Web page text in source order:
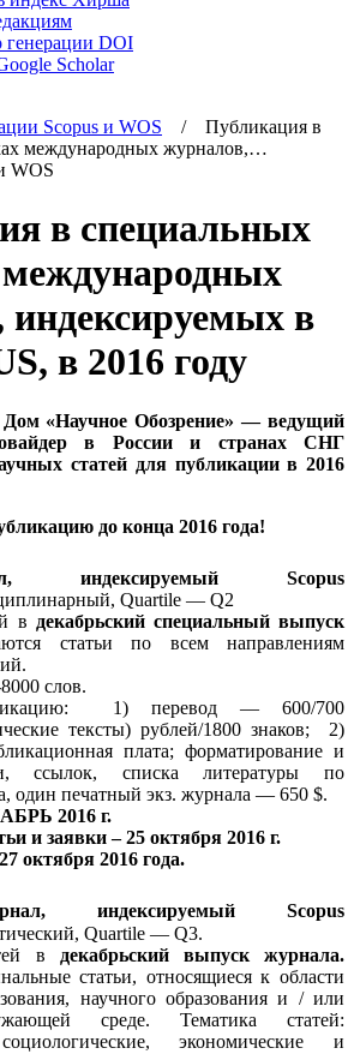
генерации DOI
Scholar
Scopus и WOS / Публикация в
международных журналов,…
WOS
в специальных
индексируемых в
в 2016 году
«Научное Обозрение» — ведущий
в России и странах СНГ
статей для публикации в 2016
до конца 2016 года!
индексируемый Scopus
Quartile — Q2
в декабрьский специальный выпуск
статьи по всем направлениям
слов.
1) перевод — 600/700
тексты) рублей/1800 знаков; 2)
плата; форматирование и
ссылок, списка литературы по
один печатный экз. журнала — 650 $.
2016 г.
и заявки – 25 октября 2016 г.
октября 2016 года.
Scopus
Quartile — Q3.
в декабрьский выпуск журнала.
статьи, относящиеся к области
научного образования и / или
среде. Тематика статей:
экономические и